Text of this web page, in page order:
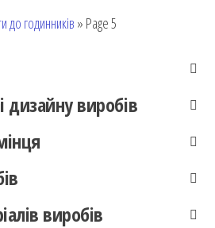
до годинників » Page 5
дизайну виробів
виробів